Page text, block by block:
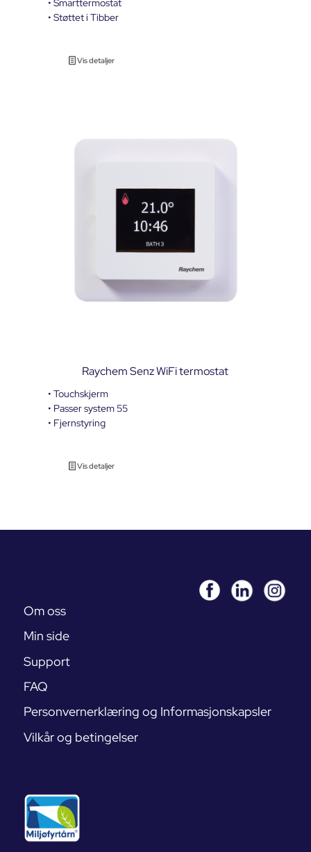
• Smarttermostat
• Støttet i Tibber
Vis detaljer
Raychem Senz WiFi termostat
• Touchskjerm
• Passer system 55
• Fjernstyring
Vis detaljer
Om oss
Min side
Support
FAQ
Personvernerklæring og Informasjonskapsler
Vilkår og betingelser